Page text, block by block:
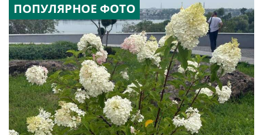
ПОПУЛЯРНОЕ ФОТО